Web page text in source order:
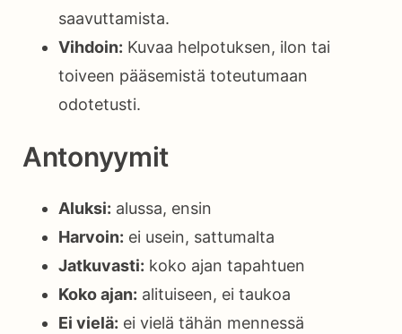
saavuttamista.
Vihdoin: Kuvaa helpotuksen, ilon tai
toiveen pääsemistä toteutumaan
odotetusti.
Antonyymit
Aluksi: alussa, ensin
Harvoin: ei usein, sattumalta
Jatkuvasti: koko ajan tapahtuen
Koko ajan: alituiseen, ei taukoa
Ei vielä: ei vielä tähän mennessä